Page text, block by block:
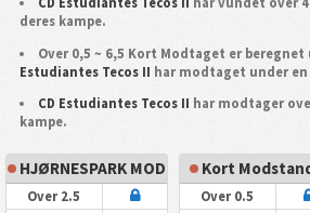
deres kampe.
Over 0,5 ~ 6,5 Kort Modtaget er
Estudiantes Tecos II har modtaget under en
CD Estudiantes Tecos II har modtager
kampe.
HJØRNESPARK MOD
Over 2.5
Kort
Over 0.5